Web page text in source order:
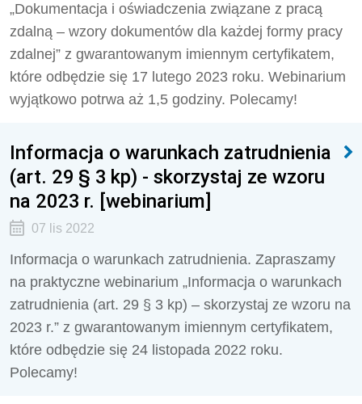
„Dokumentacja i oświadczenia związane z pracą
zdalną – wzory dokumentów dla każdej formy pracy
zdalnej” z gwarantowanym imiennym certyfikatem,
które odbędzie się 17 lutego 2023 roku. Webinarium
wyjątkowo potrwa aż 1,5 godziny. Polecamy!
Informacja o warunkach zatrudnienia
(art. 29 § 3 kp) - skorzystaj ze wzoru
na 2023 r. [webinarium]
07 lis 2022
Informacja o warunkach zatrudnienia. Zapraszamy
na praktyczne webinarium „Informacja o warunkach
zatrudnienia (art. 29 § 3 kp) – skorzystaj ze wzoru na
2023 r.” z gwarantowanym imiennym certyfikatem,
które odbędzie się 24 listopada 2022 roku.
Polecamy!